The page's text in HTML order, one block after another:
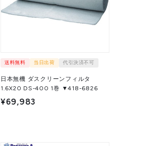
送料無料 当日出荷 代引決済不可
日本無機 ダスクリーンフィルタ
1.6X20 DS-400 1巻 ▼418-6826
¥69,983